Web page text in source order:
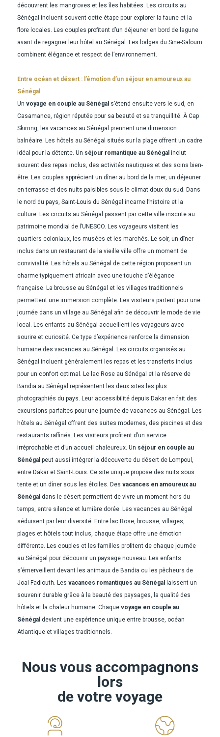
découvrent les mangroves et les îles habitées. Les circuits au
Sénégal incluent souvent cette étape pour explorer la faune et la
flore locales. Les couples profitent d’un déjeuner en bord de lagune
avant de regagner leur hôtel au Sénégal. Les lodges du Sine-Saloum
combinent élégance et respect de l’environnement.
Entre océan et désert : l’émotion d’un séjour en amoureux au
Sénégal
Un voyage en couple au Sénégal s’étend ensuite vers le sud, en
Casamance, région réputée pour sa beauté et sa tranquillité. À Cap
Skirring, les vacances au Sénégal prennent une dimension
balnéaire. Les hôtels au Sénégal situés sur la plage offrent un cadre
idéal pour la détente. Un séjour romantique au Sénégal inclut
souvent des repas inclus, des activités nautiques et des soins bien-
être. Les couples apprécient un dîner au bord de la mer, un déjeuner
en terrasse et des nuits paisibles sous le climat doux du sud. Dans
le nord du pays, Saint-Louis du Sénégal incarne l’histoire et la
culture. Les circuits au Sénégal passent par cette ville inscrite au
patrimoine mondial de l’UNESCO. Les voyageurs visitent les
quartiers coloniaux, les musées et les marchés. Le soir, un dîner
inclus dans un restaurant de la vieille ville offre un moment de
convivialité. Les hôtels au Sénégal de cette région proposent un
charme typiquement africain avec une touche d’élégance
française. La brousse au Sénégal et les villages traditionnels
permettent une immersion complète. Les visiteurs partent pour une
journée dans un village au Sénégal afin de découvrir le mode de vie
local. Les enfants au Sénégal accueillent les voyageurs avec
sourire et curiosité. Ce type d’expérience renforce la dimension
humaine des vacances au Sénégal. Les circuits organisés au
Sénégal incluent généralement les repas et les transferts inclus
pour un confort optimal. Le lac Rose au Sénégal et la réserve de
Bandia au Sénégal représentent les deux sites les plus
photographiés du pays. Leur accessibilité depuis Dakar en fait des
excursions parfaites pour une journée de vacances au Sénégal. Les
hôtels au Sénégal offrent des suites modernes, des piscines et des
restaurants raffinés. Les visiteurs profitent d’un service
irréprochable et d’un accueil chaleureux. Un séjour en couple au
Sénégal peut aussi intégrer la découverte du désert de Lompoul,
entre Dakar et Saint-Louis. Ce site unique propose des nuits sous
tente et un dîner sous les étoiles. Des vacances en amoureux au
Sénégal dans le désert permettent de vivre un moment hors du
temps, entre silence et lumière dorée. Les vacances au Sénégal
séduisent par leur diversité. Entre lac Rose, brousse, villages,
plages et hôtels tout inclus, chaque étape offre une émotion
différente. Les couples et les familles profitent de chaque journée
au Sénégal pour découvrir un paysage nouveau. Les enfants
s’émerveillent devant les animaux de Bandia ou les pêcheurs de
Joal-Fadiouth. Les vacances romantiques au Sénégal
laissent un
souvenir durable grâce à la beauté des paysages, la qualité des
hôtels et la chaleur humaine. Chaque voyage en couple au
Sénégal devient une expérience unique entre brousse, océan
Atlantique et villages traditionnels.
Nous vous accompagnons
lors
de votre voyage